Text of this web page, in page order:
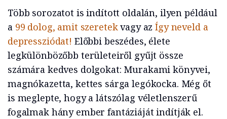
Több sorozatot is indított oldalán, ilyen például
a 99 dolog, amit szeretekvagy azÍgy neveld a
depressziódat! Előbbi beszédes, élete
legkülönbözőbb területeiről gyűjt össze
számára kedves dolgokat: Murakami könyvei,
magnókazetta, kettes sárga legókocka. Még őt
is meglepte, hogy a látszólag véletlenszerű
fogalmak hány ember fantáziáját indítják el.